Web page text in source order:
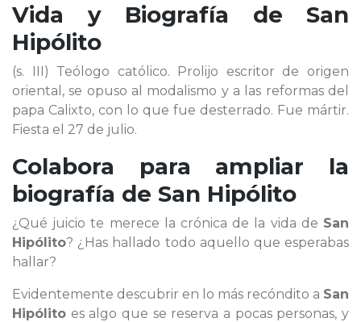
Vida y Biografía de San
Hipólito
(s. III) Teólogo católico. Prolijo escritor de origen
oriental, se opuso al modalismo y a las reformas del
papa Calixto, con lo que fue desterrado. Fue mártir.
Fiesta el 27 de julio.
Colabora para ampliar la
biografía de San Hipólito
¿Qué juicio te merece la crónica de la vida de San
Hipólito? ¿Has hallado todo aquello que esperabas
hallar?
Evidentemente descubrir en lo más recóndito a San
Hipólito es algo que se reserva a pocas personas, y